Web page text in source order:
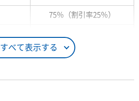
すべて表示する
75％（割引率25％）
100％（割引率 0％）